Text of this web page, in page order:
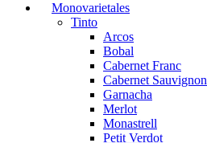
Monovarietales
Tinto
Arcos
Bobal
Cabernet Franc
Cabernet Sauvignon
Garnacha
Merlot
Monastrell
Petit Verdot